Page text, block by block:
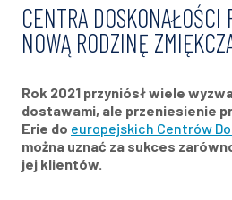
CENTRA
NOWĄ RODZINĘ
Rok 2021 przyniósł wiele
dostawami, ale przeniesienie
Erie do europejskich Centrów
można uznać za sukces
jej klientów.